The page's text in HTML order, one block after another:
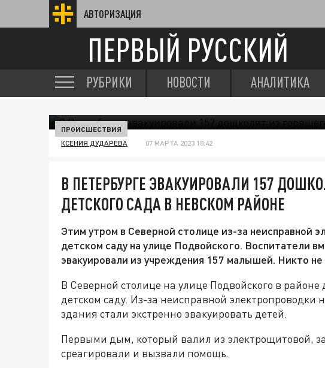
АВТОРИЗАЦИЯ
ПЕРВЫЙ РУССКИЙ
РУБРИКИ НОВОСТИ АНАЛИТИКА
ПРОИСШЕСТВИЯ
КСЕНИЯ ДУДАРЕВА 07 МАРТА 2023 18:42
В ПЕТЕРБУРГЕ ЭВАКУИРОВАЛИ 157
ДЕТСКОГО САДА В НЕВСКОМ РАЙОНЕ
Этим утром в Северной столице из-за неисправной
детском саду на улице Подвойского. Воспитатели
эвакуировали из учреждения 157 малышей. Никто не
В Северной столице на улице Подвойского в
детском саду. Из-за неисправной
здания стали экстренно эвакуировать детей.
Первыми дым, который валил из электрощитовой,
среагировали и вызвали помощь.